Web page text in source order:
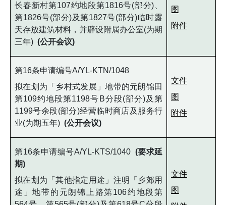
长春新村第107约地段第1816号(部分)、
第1826号(部分)及第1827号(部分)临时露
天存放建筑材料，并辟设附属办公室(为期
三年) (公开会议)
图
附件
第16条申请编号A/YL-KTN/1048
拟在划为「乡村式发展」地带的元朗锦田
第109约地段第1198号B分段(部分)及第
1199号余段(部分)经营临时商店及服务行
业(为期五年) (公开会议)
文件
图
附件
第16条申请编号A/YL-KTS/1040 (要求延
期)
拟在划为「其他指定用途」注明「乡郊用
途」地带的元朗锦上路第106约地段第
文件
图